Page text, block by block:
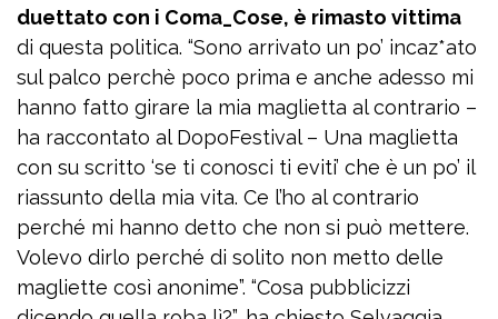
duettato con i Coma_Cose, è rimasto vittima
di questa politica. “Sono arrivato un po’ incaz*ato
sul palco perchè poco prima e anche adesso mi
hanno fatto girare la mia maglietta al contrario –
ha raccontato al DopoFestival – Una maglietta
con su scritto ‘se ti conosci ti eviti’ che è un po’ il
riassunto della mia vita. Ce l’ho al contrario
perché mi hanno detto che non si può mettere.
Volevo dirlo perché di solito non metto delle
magliette così anonime”. “Cosa pubblicizzi